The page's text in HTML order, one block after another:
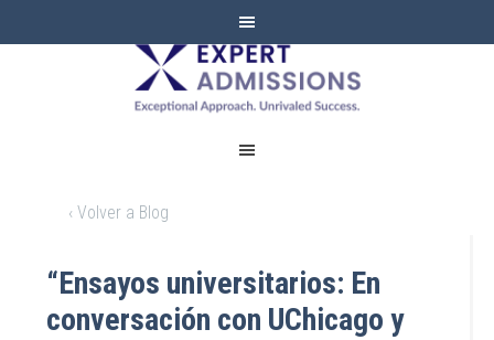
EXPERT
ADMISSIONS
‹ Volver a Blog
“Ensayos universitarios: En
conversación con UChicago y